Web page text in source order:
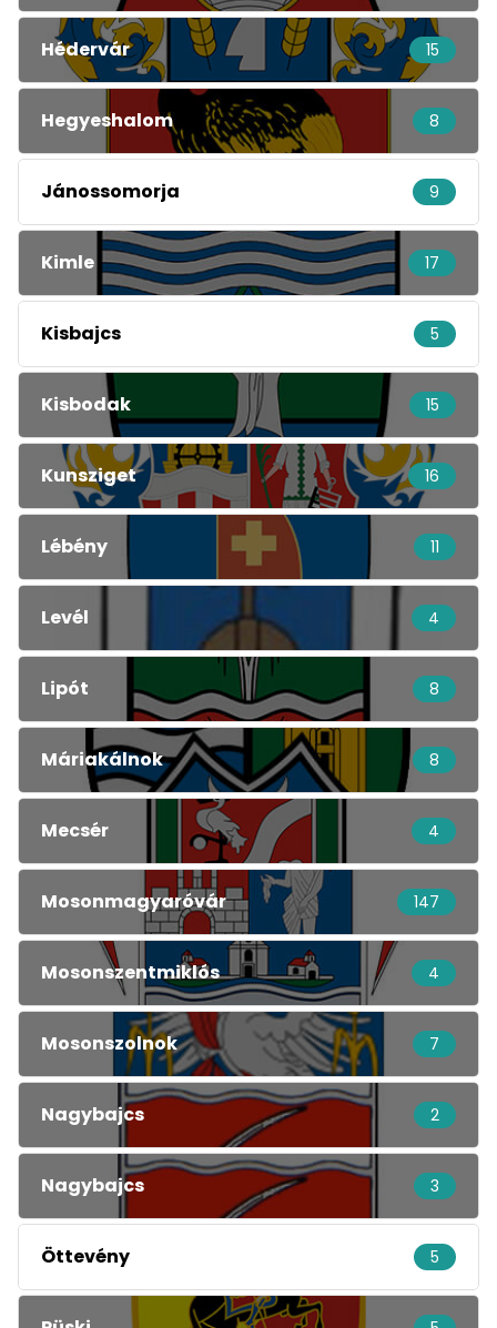
Hédervár 15
Hegyeshalom 8
Jánossomorja 9
Kimle 17
Kisbajcs 5
Kisbodak 15
Kunsziget 16
Lébény 11
Levél 4
Lipót 8
Máriakálnok 8
Mecsér 4
Mosonmagyaróvár 147
Mosonszentmiklós 4
Mosonszolnok 7
Nagybajcs 2
Nagybajcs 3
Öttevény 5